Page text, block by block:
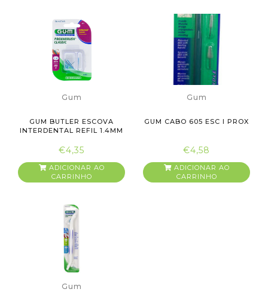
Gum
GUM BUTLER ESCOVA
INTERDENTAL REFIL 1.4MM
€4,35
ADICIONAR AO
CARRINHO
Gum
GUM CABO 605 ESC I PROX
€4,58
ADICIONAR AO
CARRINHO
Gum